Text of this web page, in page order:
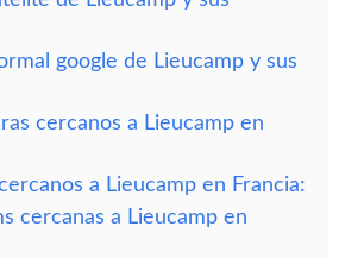
google de Lieucamp y sus
cercanos a Lieucamp en
a Lieucamp en Francia:
cercanas a Lieucamp en